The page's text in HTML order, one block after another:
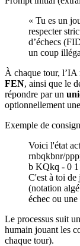
« Tu es un
respecter
d’échecs
un coup
À chaque tour, l’IA
FEN, ainsi que le
répondre par un
optionnellement
Exemple de
Voici l'état
rnbqkbnr/
b KQkq - 0 1
C'est à toi
(notation
échec ou
Le processus suit
humain jouant les
chaque tour).